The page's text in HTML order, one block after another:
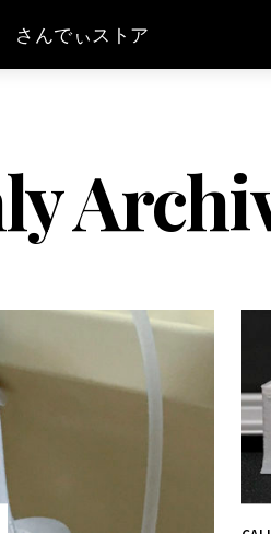
さんでぃストア